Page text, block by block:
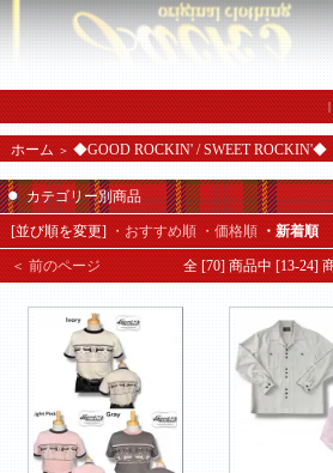
|
ホーム ＞ ◆GOOD ROCKIN' / SWEET ROCKIN'◆
カテゴリー別商品
[並び順を変更] ・おすすめ順 ・価格順 ・新着順
＜ 前のページ 全 [70] 商品中 [13-24]